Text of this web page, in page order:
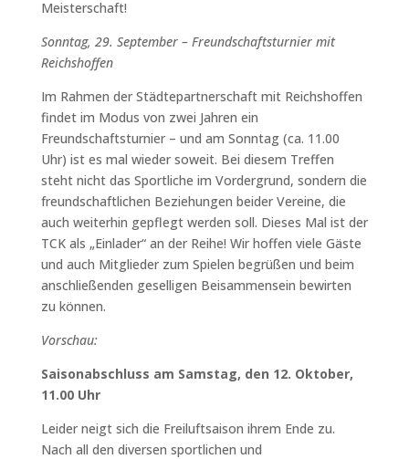
Meisterschaft!
Sonntag, 29. September – Freundschaftsturnier mit
Reichshoffen
Im Rahmen der Städtepartnerschaft mit Reichshoffen
findet im Modus von zwei Jahren ein
Freundschaftsturnier – und am Sonntag (ca. 11.00
Uhr) ist es mal wieder soweit. Bei diesem Treffen
steht nicht das Sportliche im Vordergrund, sondern die
freundschaftlichen Beziehungen beider Vereine, die
auch weiterhin gepflegt werden soll. Dieses Mal ist der
TCK als „Einlader“ an der Reihe! Wir hoffen viele Gäste
und auch Mitglieder zum Spielen begrüßen und beim
anschließenden geselligen Beisammensein bewirten
zu können.
Vorschau:
Saisonabschluss am Samstag, den 12. Oktober,
11.00 Uhr
Leider neigt sich die Freiluftsaison ihrem Ende zu.
Nach all den diversen sportlichen und